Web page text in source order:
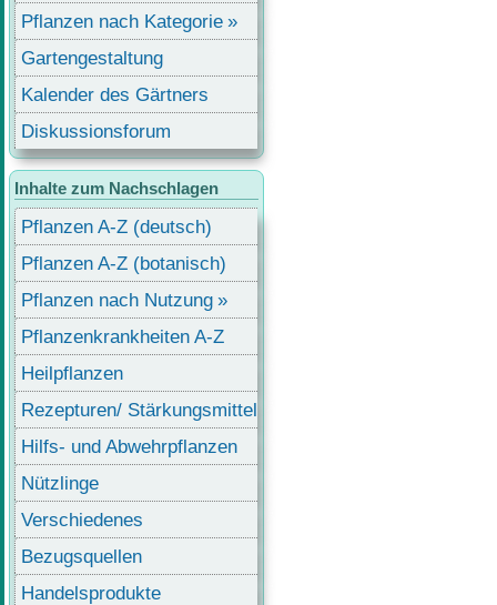
Pflanzen nach Kategorie
Gartengestaltung
Kalender des Gärtners
Diskussionsforum
Inhalte zum Nachschlagen
Pflanzen A-Z (deutsch)
Pflanzen A-Z (botanisch)
Pflanzen nach Nutzung
Pflanzenkrankheiten A-Z
Heilpflanzen
Rezepturen/ Stärkungsmittel
Hilfs- und Abwehrpflanzen
Nützlinge
Verschiedenes
Bezugsquellen
Handelsprodukte